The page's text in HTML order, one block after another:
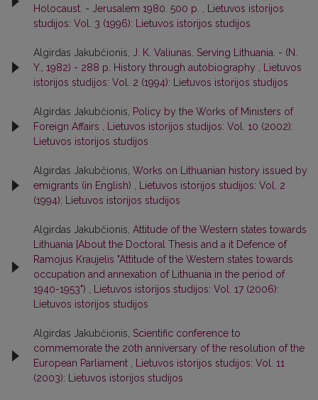
Holocaust. - Jerusalem 1980. 500 p.
Lietuvos istorijos
studijos: Vol. 3 (1996): Lietuvos istorijos studijos
Algirdas Jakubčionis,
J. K. Valiunas. Serving Lithuania. - (N.
Y., 1982) - 288 p. History through autobiography
Lietuvos
istorijos studijos: Vol. 2 (1994): Lietuvos istorijos studijos
Algirdas Jakubčionis,
Policy by the Works of Ministers of
Foreign Affairs
Lietuvos istorijos studijos: Vol. 10 (2002):
Lietuvos istorijos studijos
Algirdas Jakubčionis, Works on Lithuanian history issued by
emigrants (in English)
Lietuvos istorijos studijos: Vol. 2
(1994): Lietuvos istorijos studijos
Algirdas Jakubčionis, Attitude of the Western states towards
Lithuania {About the Doctoral Thesis and a it Defence of
Ramojus Kraujelis "Attitude of the Western states towards
occupation and annexation of Lithuania in the period of
1940-1953")
Lietuvos istorijos studijos: Vol. 17 (2006):
Lietuvos istorijos studijos
Algirdas Jakubčionis, Scientific conference to
commemorate the 20th anniversary of the resolution of the
European Parliament
Lietuvos istorijos studijos: Vol. 11
(2003): Lietuvos istorijos studijos